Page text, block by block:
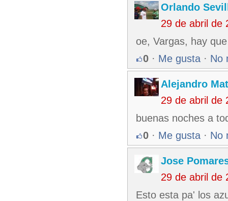
Orlando
29 de abril de
oe, Vargas, hay
0 · Me gusta · No
Alejandro
29 de abril de
buenas noches a
0 · Me gusta · No
Jose
29 de abril de
Esto esta pa' los